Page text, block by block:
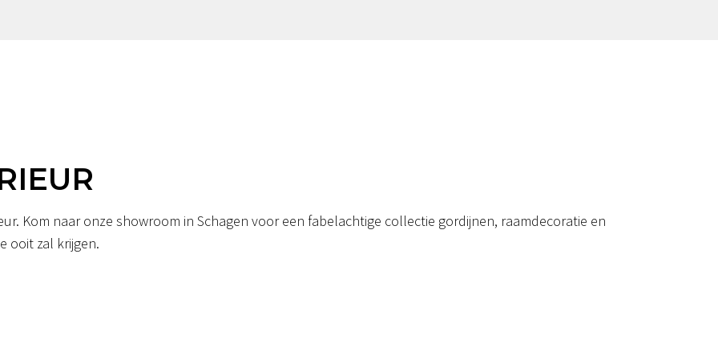
Kom naar onze showroom in Schagen voor een fabelachtige collectie gordijnen, raamdecoratie en
ooit zal krijgen.